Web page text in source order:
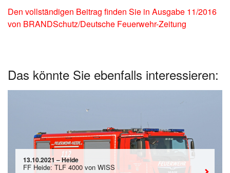
Den vollständigen Beitrag finden Sie in Ausgabe 11/2016
von BRANDSchutz/Deutsche Feuerwehr-Zeitung
Das könnte Sie ebenfalls interessieren:
13.10.2021 – Heide
FF Heide: TLF 4000 von WISS